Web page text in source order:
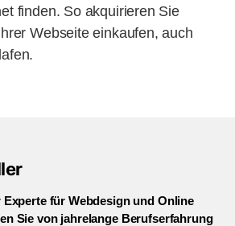
finden. So akquirieren Sie
Webseite einkaufen, auch
für Webdesign und Online
Sie von jahrelange Berufserfahrung